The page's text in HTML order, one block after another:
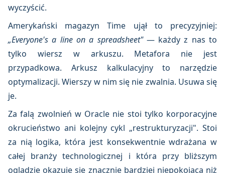
wyczyścić.
Amerykański magazyn Time ujął to precyzyjniej:
„Everyone's a line on a spreadsheet"— każdy z nas to
tylko wiersz w arkuszu. Metafora nie jest
przypadkowa. Arkusz kalkulacyjny to narzędzie
optymalizacji. Wierszy w nim się nie zwalnia. Usuwa się
je.
Za falą zwolnień w Oracle nie stoi tylko korporacyjne
okrucieństwo ani kolejny cykl „restrukturyzacji". Stoi
za nią logika, która jest konsekwentnie wdrażana w
całej branży technologicznej i która przy bliższym
oglądzie okazuje się znacznie bardziej niepokojąca niż